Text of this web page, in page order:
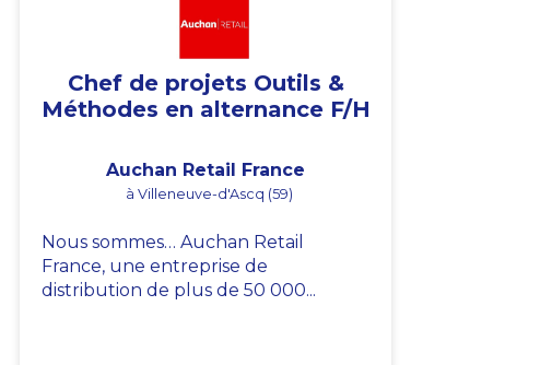
Chef de projets Outils &
Méthodes en alternance F/H
Auchan Retail France
à Villeneuve-d'Ascq (59)
Nous sommes… Auchan Retail
France, une entreprise de
distribution de plus de 50 000...